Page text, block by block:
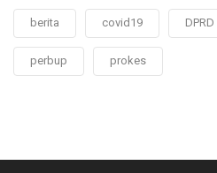
berita covid19 DPRD
perbup prokes